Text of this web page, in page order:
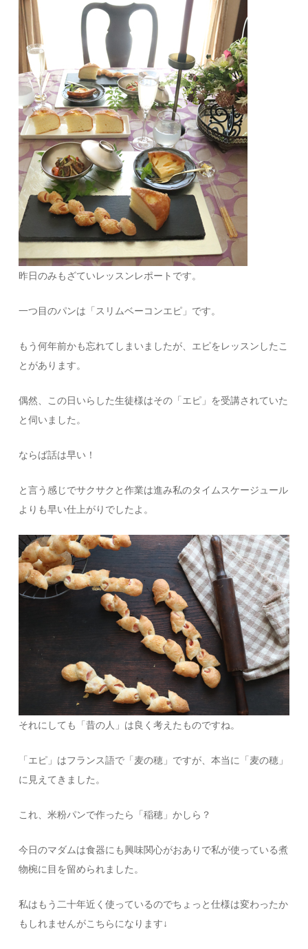
昨日のみもざていレッスンレポートです。
一つ目のパンは「スリムベーコンエピ」です。
もう何年前かも忘れてしまいましたが、エピをレッスンしたこ
とがあります。
偶然、この日いらした生徒様はその「エピ」を受講されていた
と伺いました。
ならば話は早い！
と言う感じでサクサクと作業は進み私のタイムスケージュール
よりも早い仕上がりでしたよ。
それにしても「昔の人」は良く考えたものですね。
「エピ」はフランス語で「麦の穂」ですが、本当に「麦の穂」
に見えてきました。
これ、米粉パンで作ったら「稲穂」かしら？
今日のマダムは食器にも興味関心がおありで私が使っている煮
物椀に目を留められました。
私はもう二十年近く使っているのでちょっと仕様は変わったか
もしれませんがこちらになります↓